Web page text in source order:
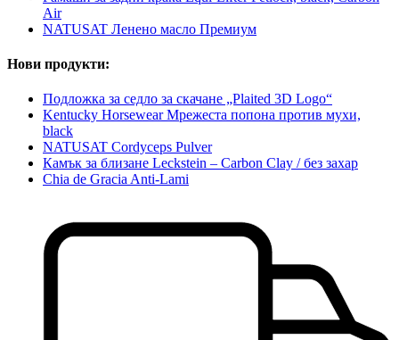
Air
NATUSAT Ленено масло Премиум
Нови продукти:
Подложка за седло за скачане „Plaited 3D Logo“
Kentucky Horsewear Мрежеста попона против мухи,
black
NATUSAT Cordyceps Pulver
Камък за близане Leckstein – Carbon Clay / без захар
Chia de Gracia Anti-Lami